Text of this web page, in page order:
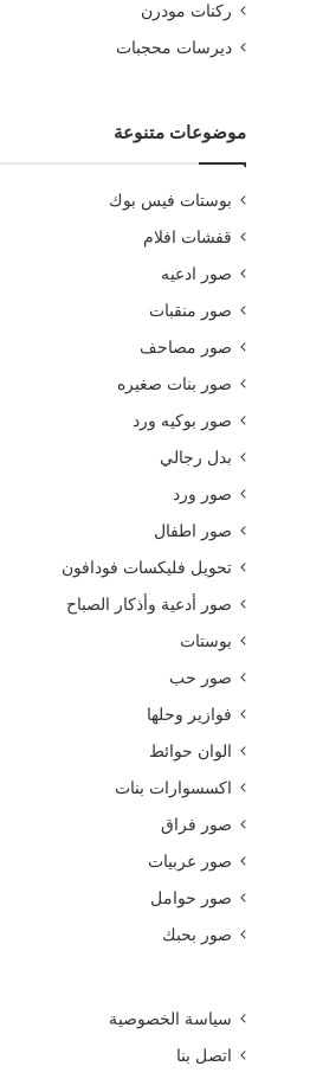
ركنات مودرن
ديرسات محجبات
موضوعات متنوعة
بوستات فيس بوك
قفشات افلام
صور ادعيه
صور منقبات
صور مصاحف
صور بنات صغيره
صور بوكيه ورد
بدل رجالي
صور ورد
صور اطفال
تحويل فليكسات فودافون
صور أدعية وأذكار الصباح
بوستات
صور حب
فوازير وحلها
الوان حوائط
اكسسوارات بنات
صور فراق
صور عربيات
صور حوامل
صور بحبك
سياسة الخصوصية
اتصل بنا